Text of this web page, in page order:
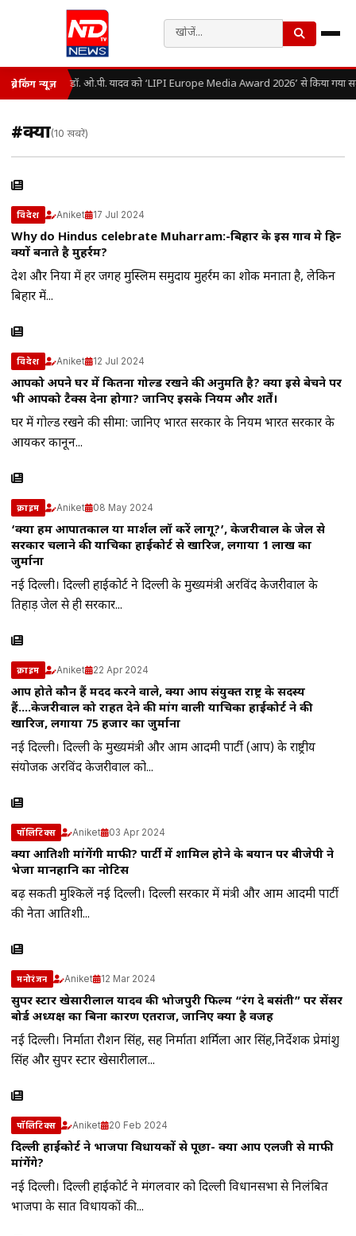
ब्रेकिंग न्यूज़ डॉ. ओ.पी. यादव को ‘LIPI Europe Media Award 2026’ से किया गया
#क्या(10 खबरें)
विदेश Aniket 17 Jul 2024
Why do Hindus celebrate Muharram:-बिहार के इस गाव मे हिन्दू
क्यों बनाते है मुहर्रम?
देश और दुनिया में हर जगह मुस्लिम समुदाय मुहर्रम का शोक मनाता है, लेकिन
बिहार में...
विदेश Aniket 12 Jul 2024
आपको अपने घर में कितना गोल्ड रखने की अनुमति है? क्या इसे बेचने पर
भी आपको टैक्स देना होगा? जानिए इसके नियम और शर्तें।
घर में गोल्ड रखने की सीमा: जानिए भारत सरकार के नियम भारत सरकार के
आयकर कानून...
क्राइम Aniket 08 May 2024
‘क्या हम आपातकाल या मार्शल लॉ करें लागू?’, केजरीवाल के जेल से
सरकार चलाने की याचिका हाईकोर्ट से खारिज, लगाया 1 लाख का
जुर्माना
नई दिल्ली। दिल्ली हाईकोर्ट ने द‍िल्‍ली के मुख्‍यमंत्री अरविंद केजरीवाल के
तिहाड़ जेल से ही सरकार...
क्राइम Aniket 22 Apr 2024
आप होते कौन हैं मदद करने वाले, क्या आप संयुक्त राष्ट्र के सदस्य
हैं….केजरीवाल को राहत देने की मांग वाली याचिका हाईकोर्ट ने की
खारिज, लगाया 75 हजार का जुर्माना
नई दिल्ली। दिल्ली के मुख्यमंत्री और आम आदमी पार्टी (आप) के राष्ट्रीय
संयोजक अरविंद केजरीवाल को...
पॉलिटिक्स Aniket 03 Apr 2024
क्या आतिशी मांगेंगी माफी? पार्टी में शामिल होने के बयान पर बीजेपी ने
भेजा मानहानि का नोटिस
बढ़ सकती मुश्किलें नई दिल्ली। दिल्ली सरकार में मंत्री और आम आदमी पार्टी
की नेता आतिशी...
मनोरंजन Aniket 12 Mar 2024
सुपर स्टार खेसारीलाल यादव की भोजपुरी फिल्म “रंग दे बसंती” पर सेंसर
बोर्ड अध्यक्ष का बिना कारण एतराज, जानिए क्या है वजह
नई दिल्ली। निर्माता रौशन सिंह, सह निर्माता शर्मिला आर सिंह,निर्देशक प्रेमांशु
सिंह और सुपर स्टार खेसारीलाल...
पॉलिटिक्स Aniket 20 Feb 2024
दिल्ली हाईकोर्ट ने भाजपा विधायकों से पूछा- क्या आप एलजी से माफी
मांगेंगे?
नई दिल्ली। दिल्ली हाईकोर्ट ने मंगलवार को दिल्ली विधानसभा से निलंबित
भाजपा के सात विधायकों की...